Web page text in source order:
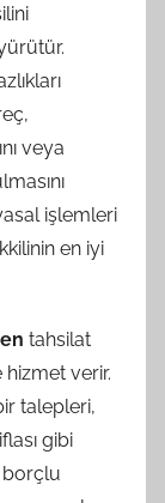
veya
işlemleri
en iyi
tahsilat
verir.
talepleri,
gibi
borçlu